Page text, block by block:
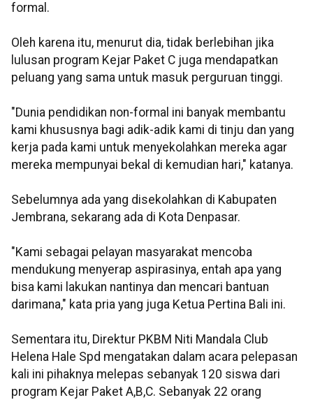
formal.
Oleh karena itu, menurut dia, tidak berlebihan jika
lulusan program Kejar Paket C juga mendapatkan
peluang yang sama untuk masuk perguruan tinggi.
"Dunia pendidikan non-formal ini banyak membantu
kami khususnya bagi adik-adik kami di tinju dan yang
kerja pada kami untuk menyekolahkan mereka agar
mereka mempunyai bekal di kemudian hari," katanya.
Sebelumnya ada yang disekolahkan di Kabupaten
Jembrana, sekarang ada di Kota Denpasar.
"Kami sebagai pelayan masyarakat mencoba
mendukung menyerap aspirasinya, entah apa yang
bisa kami lakukan nantinya dan mencari bantuan
darimana," kata pria yang juga Ketua Pertina Bali ini.
Sementara itu, Direktur PKBM Niti Mandala Club
Helena Hale Spd mengatakan dalam acara pelepasan
kali ini pihaknya melepas sebanyak 120 siswa dari
program Kejar Paket A,B,C. Sebanyak 22 orang